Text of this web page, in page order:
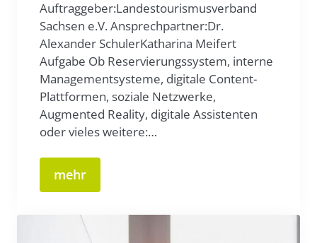
Auftraggeber:Landestourismusverband
Sachsen e.V. Ansprechpartner:Dr.
Alexander SchulerKatharina Meifert
Aufgabe Ob Reservierungssystem, interne
Managementsysteme, digitale Content-
Plattformen, soziale Netzwerke,
Augmented Reality, digitale Assistenten
oder vieles weitere:…
mehr